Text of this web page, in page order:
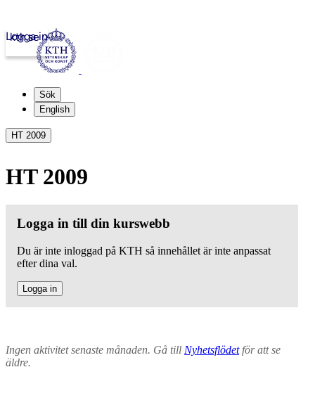
kth.se
Logga in
Sök
English
HT 2009
HT 2009
Logga in till din kurswebb
Du är inte inloggad på KTH så innehållet är inte anpassat
efter dina val.
Logga in
Ingen aktivitet senaste månaden. Gå till Nyhetsflödetför att se
äldre.